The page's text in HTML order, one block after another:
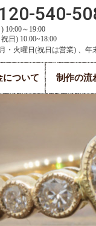
540-
10:00～19:00
日) 10:00~18:00
・火曜日(祝日は営業) 、年
について 制作の流